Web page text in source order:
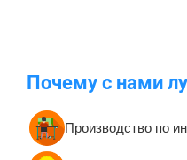
Почему с нами
Производство по